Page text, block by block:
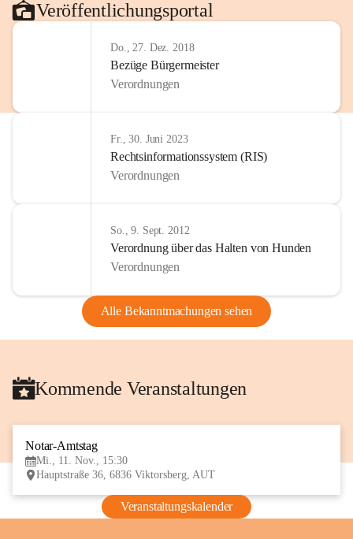
Veröffentlichungsportal
Do., 27. Dez. 2018
Bezüge Bürgermeister
Verordnungen
Fr., 30. Juni 2023
Rechtsinformationssystem (RIS)
Verordnungen
So., 9. Sept. 2012
Verordnung über das Halten von Hunden
Verordnungen
Alle Bekanntmachungen sehen
Kommende Veranstaltungen
Notar-Amtstag
Mi., 11. Nov., 15:30
Hauptstraße 36, 6836 Viktorsberg, AUT
Veranstaltungskalender